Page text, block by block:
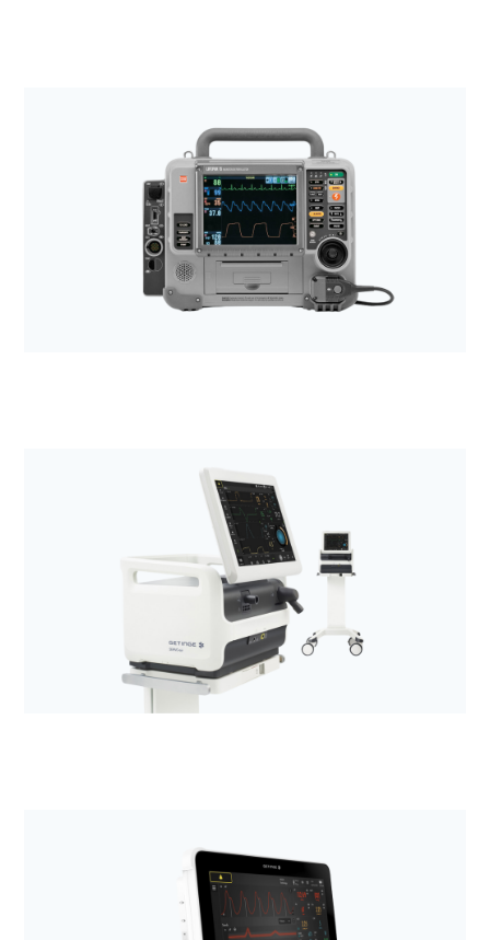
Anestezjologia i aparatura medyczna
Wózki transportowe
Anestezjologia i aparatura medyczna
Defibrylatory LIFEPAK
Anestezjologia i aparatura medyczna